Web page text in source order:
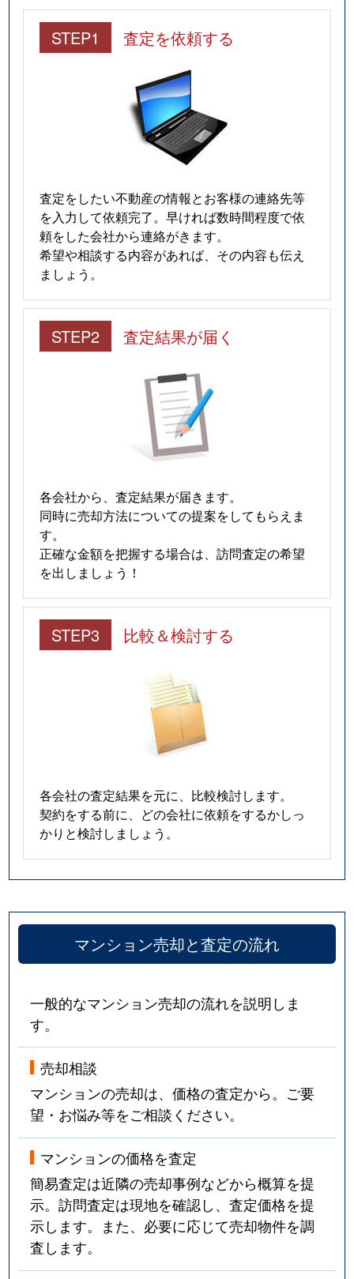
STEP1 査定を依頼する
査定をしたい不動産の情報とお客様の連絡先等
を入力して依頼完了。早ければ数時間程度で依
頼をした会社から連絡がきます。
希望や相談する内容があれば、その内容も伝え
ましょう。
STEP2 査定結果が届く
各会社から、査定結果が届きます。
同時に売却方法についての提案をしてもらえま
す。
正確な金額を把握する場合は、訪問査定の希望
を出しましょう！
STEP3 比較＆検討する
各会社の査定結果を元に、比較検討します。
契約をする前に、どの会社に依頼をするかしっ
かりと検討しましょう。
マンション売却と査定の流れ
一般的なマンション売却の流れを説明しま
す。
売却相談
マンションの売却は、価格の査定から。ご要
望・お悩み等をご相談ください。
マンションの価格を査定
簡易査定は近隣の売却事例などから概算を提
示。訪問査定は現地を確認し、査定価格を提
示します。また、必要に応じて売却物件を調
査します。